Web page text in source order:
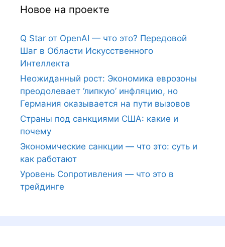
Новое на проекте
Q Star от OpenAI — что это? Передовой
Шаг в Области Искусственного
Интеллекта
Неожиданный рост: Экономика еврозоны
преодолевает ‘липкую’ инфляцию, но
Германия оказывается на пути вызовов
Страны под санкциями США: какие и
почему
Экономические санкции — что это: суть и
как работают
Уровень Сопротивления — что это в
трейдинге